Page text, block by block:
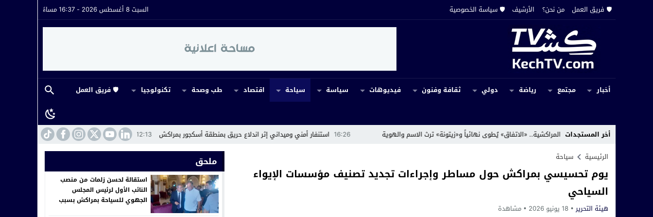
🛡️ فريق العمل من نحن؟ الأرشيف 🛡️ سياسة الخصوصية السبت 8 أغسطس 2026 - 16:37 مساءً
أخبار مجتمع رياضة دولي ثقافة وفنون فيديوهات سياسة سياحة اقتصاد طب وصحة تكنولوجيا 🛡️ فريق العمل
أخر المستجدات 16:26 استنفار أمني وميداني إثر اندلاع حريق بمنطقة أسكجور بمراكش 12:13 توقيف رئيس جماعة اصعادلا بآسفي للاشتباه في تلقي رشوة قدرها 3000 درهم
كرة القدم المراكشية.. «الاتفاق» يُطوى نهائياً و«زيتونة» ترث الاسم والهوية
الرئيسية
سياحة
يوم تحسيسي بمراكش حول مساطر وإجراءات تجديد تصنيف مؤسسات الإيواء
السياحي
هيئة التحرير 18 يونيو 2026 مشاهدة
ملحق
استقالة لحسن زلمات من منصب
النائب الأول لرئيس المجلس
الجهوي للسياحة بمراكش بسبب